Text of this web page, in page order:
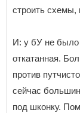
строить схемы,
И: у бУ не было
откатанная.
против
сейчас
под шконку.